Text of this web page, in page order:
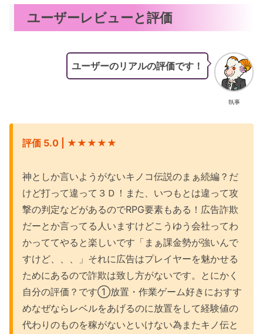
ユーザーレビューと評価
執事
ユーザーのリアルの評価です！
評価 5.0 | ★★★★★
神としか言いようがないキノコ伝説のまぁ続編？だ
けど打って違って３Ｄ！また、いつもとは違って攻
撃の判定などがあるのでRPG要素もある！広告詐欺
だーとか言ってる人いますけどこうゆう会社ってわ
かっててやると楽しいです「まぁ課金勢が強いんで
すけど、、、」それに広告はプレイヤーを魅かせる
ためにあるので詐欺は致し方がないです。とにかく
自分の評価？です①放置・作業ゲーム好きにおすす
めなぜならレベルをあげるのに放置をして経験値の
代わりのものを稼がないといけない為またキノ伝と